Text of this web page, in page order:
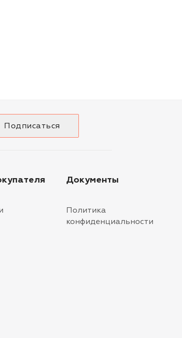
Документы
Политика
конфиденциальности